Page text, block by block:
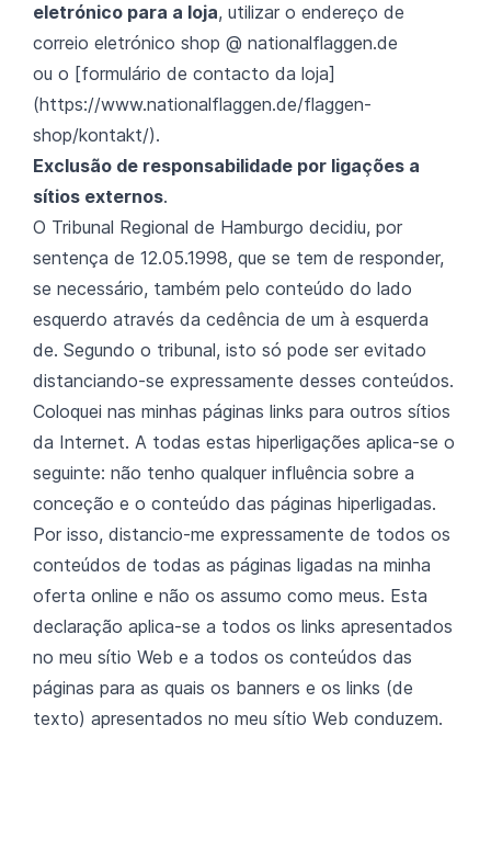
eletrónico para a loja, utilizar o endereço de
correio eletrónico shop @ nationalflaggen.de
ou o [formulário de contacto da loja]
(https://www.nationalflaggen.de/flaggen-
shop/kontakt/).
Exclusão de responsabilidade por ligações a
sítios externos.
O Tribunal Regional de Hamburgo decidiu, por
sentença de 12.05.1998, que se tem de responder,
se necessário, também pelo conteúdo do lado
esquerdo através da cedência de um à esquerda
de. Segundo o tribunal, isto só pode ser evitado
distanciando-se expressamente desses conteúdos.
Coloquei nas minhas páginas links para outros sítios
da Internet. A todas estas hiperligações aplica-se o
seguinte: não tenho qualquer influência sobre a
conceção e o conteúdo das páginas hiperligadas.
Por isso, distancio-me expressamente de todos os
conteúdos de todas as páginas ligadas na minha
oferta online e não os assumo como meus. Esta
declaração aplica-se a todos os links apresentados
no meu sítio Web e a todos os conteúdos das
páginas para as quais os banners e os links (de
texto) apresentados no meu sítio Web conduzem.